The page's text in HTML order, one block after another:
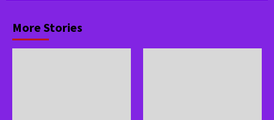
More Stories